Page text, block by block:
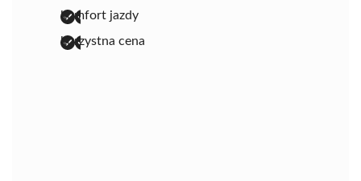
komfort jazdy
korzystna cena